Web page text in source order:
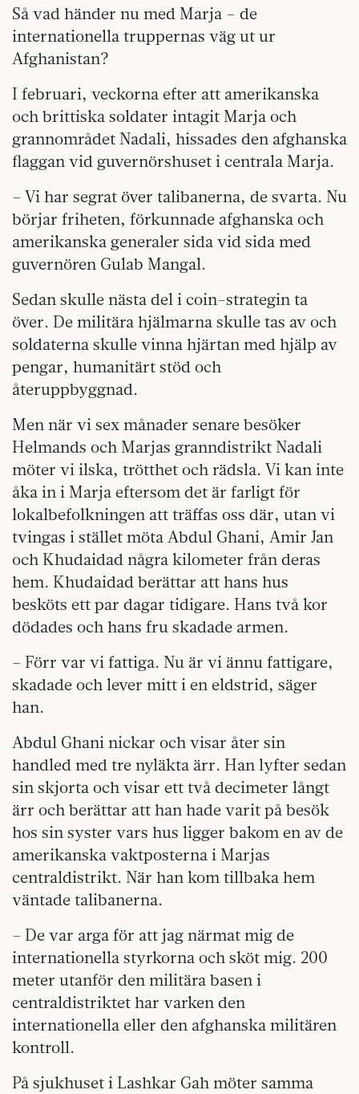
Så vad händer nu med Marja – de
internationella truppernas väg ut ur
Afghanistan?
I februari, veckorna efter att amerikanska
och brittiska soldater intagit Marja och
grannområdet Nadali, hissades den afghanska
flaggan vid guvernörshuset i centrala Marja.
– Vi har segrat över talibanerna, de svarta. Nu
börjar friheten, förkunnade afghanska och
amerikanska generaler sida vid sida med
guvernören Gulab Mangal.
Sedan skulle nästa del i coin-strategin ta
över. De militära hjälmarna skulle tas av och
soldaterna skulle vinna hjärtan med hjälp av
pengar, humanitärt stöd och
återuppbyggnad.
Men när vi sex månader senare besöker
Helmands och Marjas granndistrikt Nadali
möter vi ilska, trötthet och rädsla. Vi kan inte
åka in i Marja eftersom det är farligt för
lokalbefolkningen att träffas oss där, utan vi
tvingas i stället möta Abdul Ghani, Amir Jan
och Khudaidad några kilometer från deras
hem. Khudaidad berättar att hans hus
besköts ett par dagar tidigare. Hans två kor
dödades och hans fru skadade armen.
– Förr var vi fattiga. Nu är vi ännu fattigare,
skadade och lever mitt i en eldstrid, säger
han.
Abdul Ghani nickar och visar åter sin
handled med tre nyläkta ärr. Han lyfter sedan
sin skjorta och visar ett två decimeter långt
ärr och berättar att han hade varit på besök
hos sin syster vars hus ligger bakom en av de
amerikanska vaktposterna i Marjas
centraldistrikt. När han kom tillbaka hem
väntade talibanerna.
– De var arga för att jag närmat mig de
internationella styrkorna och sköt mig. 200
meter utanför den militära basen i
centraldistriktet har varken den
internationella eller den afghanska militären
kontroll.
På sjukhuset i Lashkar Gah möter samma